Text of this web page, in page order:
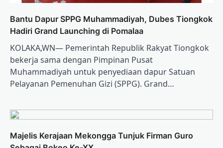
Bantu Dapur SPPG Muhammadiyah, Dubes Tiongkok
Hadiri Grand Launching di Pomalaa
KOLAKA,WN— Pemerintah Republik Rakyat Tiongkok
bekerja sama dengan Pimpinan Pusat
Muhammadiyah untuk penyediaan dapur Satuan
Pelayanan Pemenuhan Gizi (SPPG). Grand…
Majelis Kerajaan Mekongga Tunjuk Firman Guro